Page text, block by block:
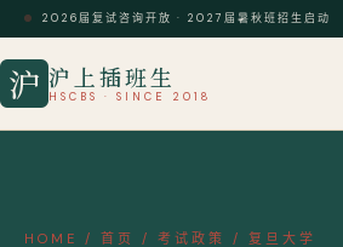
2026届复试咨询开放 · 2027届暑秋班招生启动
沪 沪上插班生
HSCBS · SINCE 2018
HOME / 首页 / 考试政策 / 复旦大学